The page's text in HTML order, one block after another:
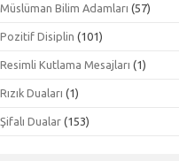
Müslüman Bilim Adamları (57)
Pozitif Disiplin (101)
Resimli Kutlama Mesajları (1)
Rızık Duaları (1)
Şifalı Dualar (153)